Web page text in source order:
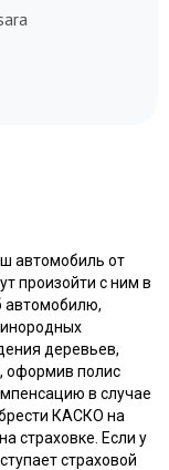
автомобиль от
произойти с ним в
автомобилю,
деревьев,
оформив полис
в случае
КАСКО на
страховке. Если у
страховой